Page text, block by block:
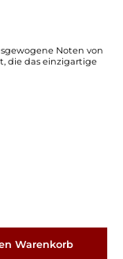
Noten von
die das einzigartige
Warenkorb